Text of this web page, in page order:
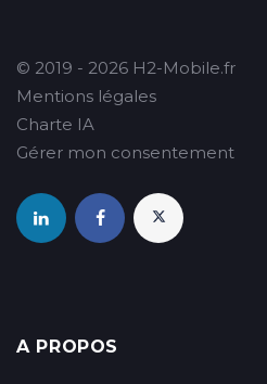
© 2019 - 2026 H2-Mobile.fr
Mentions légales
Charte IA
Gérer mon consentement
A PROPOS